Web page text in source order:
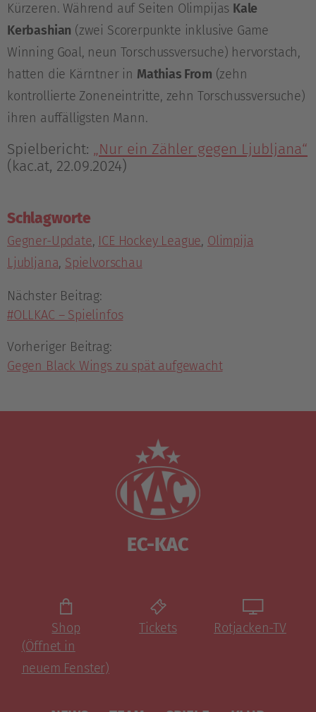
Kürzeren. Während auf Seiten Olimpijas Kale
Kerbashian (zwei Scorerpunkte inklusive Game
Winning Goal, neun Torschussversuche) hervorstach,
hatten die Kärntner in Mathias From (zehn
kontrollierte Zoneneintritte, zehn Torschussversuche)
ihren auffälligsten Mann.
Spielbericht: „Nur ein Zähler gegen Ljubljana“
(kac.at, 22.09.2024)
Schlagworte
Gegner-Update, ICE Hockey League, Olimpija
Ljubljana, Spielvorschau
Nächster Beitrag:
#OLLKAC – Spielinfos
Vorheriger Beitrag:
Gegen Black Wings zu spät aufgewacht
EC-KAC
Shop
(Öffnet in
neuem Fenster)
Tickets Rotjacken-TV